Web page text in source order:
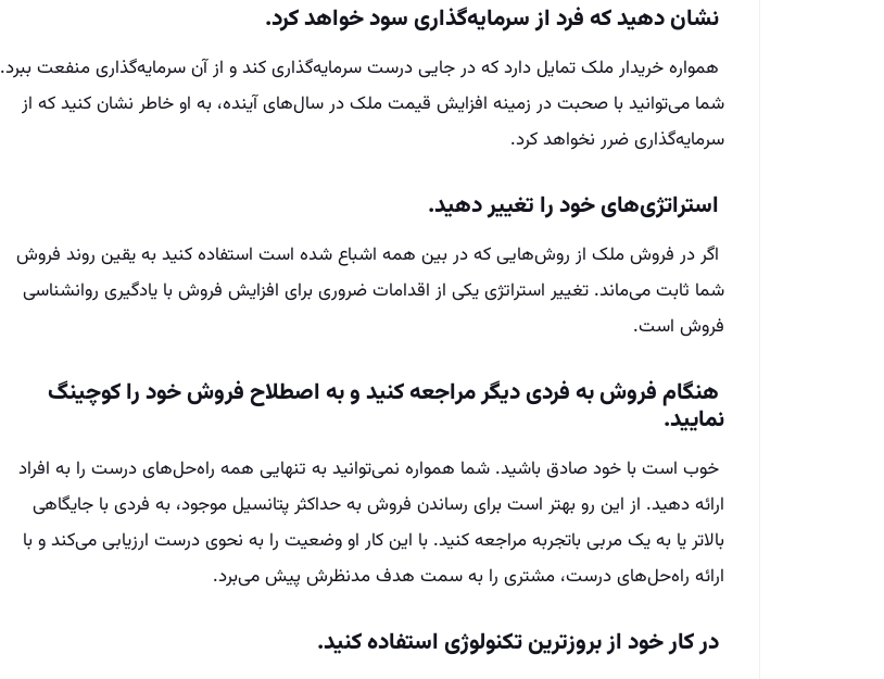
نشان دهید که فرد از سرمایه‌گذاری سود خواهد کرد.
همواره خریدار ملک تمایل دارد که در جایی درست سرمایه‌گذاری کند و از آن سرمایه‌گذاری منفعت ببرد.
شما می‌توانید با صحبت در زمینه‌ افزایش قیمت ملک در سال‌های آینده، به او خاطر نشان کنید که از
سرمایه‌گذاری ضرر نخواهد کرد.
استراتژی‌های خود را تغییر دهید.
اگر در فروش ملک از روش‌هایی که در بین همه اشباع شده است استفاده کنید به یقین روند فروش
شما ثابت می‌ماند. تغییر استراتژی یکی از اقدامات ضروری برای افزایش فروش با یادگیری روانشناسی
فروش است.
هنگام فروش به فردی دیگر مراجعه کنید و به اصطلاح فروش خود را کوچینگ
نمایید.
خوب است با خود صادق باشید. شما همواره نمی‌توانید به تنهایی همه راه‌حل‌های درست را به افراد
ارائه دهید. از این رو بهتر است برای رساندن فروش به حداکثر پتانسیل موجود، به فردی با جایگاهی
بالا‌تر یا به یک مربی با‌تجربه مراجعه کنید. با این کار او وضعیت را به نحوی درست ارزیابی می‌کند و با
ارائه‌ راه‌حل‌های درست، مشتری را به سمت هدف مدنظرش پیش می‌برد.
در کار خود از بروزترین تکنولوژی استفاده کنید.